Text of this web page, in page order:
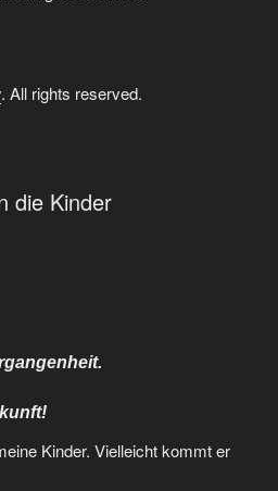
. All rights reserved.
die Kinder
Kinder. Vielleicht kommt er